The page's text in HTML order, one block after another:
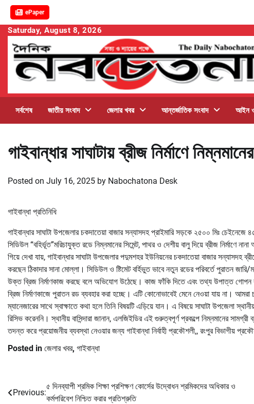
ePaper
Skip
content
Saturday, August 8, 2026
সর্বশেষ জাতীয় সংবাদ জেলার খবর আন্তর্জাতিক সংবাদ আইন
গাইবান্ধার সাঘাটায় ব্রীজ নির্মাণে
Posted on July 16, 2025 by Nabochatona Desk
গাইবান্ধা প্রতিনিধি
গাইবান্ধার সাঘাটা উপজেলার চকদাতেয়া বাজার সন্যাসদহ প্রাইমারি সড়কে ২৫০০ মিঃ চেইনেজে
সিডিউল “বহির্ভূত”মরিচাযুক্ত রডে নিম্নমানের সিমেন্ট, পাথর ও দেশীয় বালু দিয়ে ব্রীজ
গিয়ে দেখা যায়, গাইবান্ধার সাঘাটা উপজেলার পদুমশহর ইউনিয়নের চকদাতেয়া বাজার সন্যাসদহ
করছেন ঠিকাদার সানা মোল্লা। সিডিউল ও ষ্টিমেট বর্হিভুত ভাবে নতুন রডের পরিবর্তে পুরাতন জারি/
উক্ত ব্রিজ নির্মাণকাজ করছে বলে অভিযোগ উঠেছে। কাজ ফাঁকি দিতে এবং তথ্য উপাত্ত গোপন
ব্রিজ নির্মাণকাজে পুরাতন রড ব্যবহার করা হচ্ছে। এটি কোনোভাবেই মেনে নেওয়া যায় না। আমরা
ম্যানেজারের সাথে স্বাক্ষাতে কথা হলে তিনি বিষয়টি এড়িয়ে যান। এ বিষয়ে সাঘাটা উপজেলা
রিসিভ করেননি। স্থানীয় বাসিন্দারা জানান, এলজিইডির এই গুরুত্বপূর্ণ প্রকল্পে নিম্নমানের
তদন্ত করে প্রয়োজনীয় ব্যবস্থা নেওয়ার জন্য গাইবান্ধা নির্বাহী প্রকৌশলী,, রংপুর বিভাগীয়
Posted in জেলার খবর, গাইবান্ধা
Post
Previous:
৫ দিনব্যাপী শ্রমিক শিক্ষা প্রশিক্ষণ কোর্সের উদ্বোধন শ্রমিকদের অধিকার ও
কর্মপরিবেশ নিশ্চিত করার প্রতিশ্রুতি